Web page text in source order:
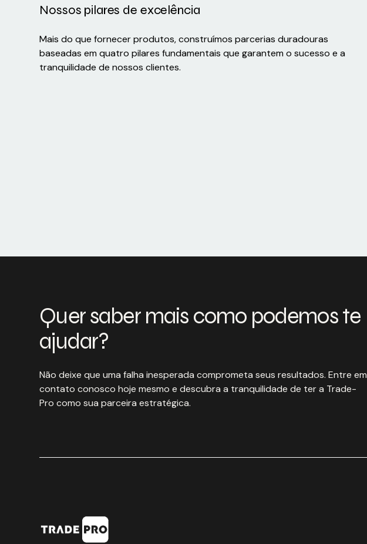
Nossos pilares de excelência
Mais do que fornecer produtos, construímos parcerias duradouras
baseadas em quatro pilares fundamentais que garantem o sucesso e a
tranquilidade de nossos clientes.
Quer saber mais como podemos te
ajudar?
Não deixe que uma falha inesperada comprometa seus resultados. Entre em
contato conosco hoje mesmo e descubra a tranquilidade de ter a Trade-
Pro como sua parceira estratégica.